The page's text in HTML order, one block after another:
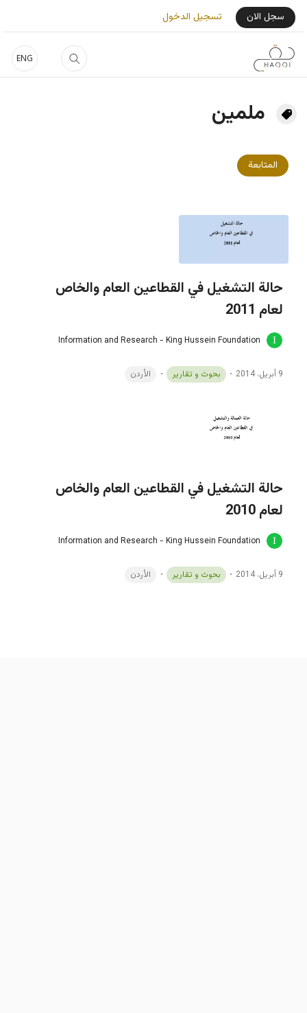
تجاوز إلى المحتوى الرئيسي
ENG
User Login Menu
سجل الان تسجيل الدخول
ملمين
المتابعة
حالة التشغيل في القطاعين العام والخاص
لعام 2011
Information and Research - King Hussein Foundation
9 أبريل، 2014 بحوث و تقارير الأردن
حالة التشغيل في القطاعين العام والخاص
لعام 2010
Information and Research - King Hussein Foundation
9 أبريل، 2014 بحوث و تقارير الأردن